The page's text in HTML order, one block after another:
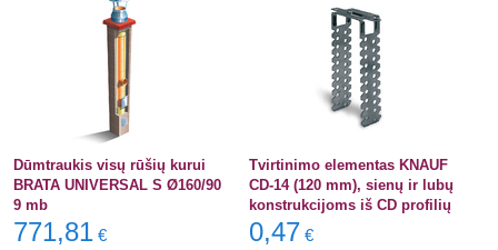
Dūmtraukis visų rūšių kurui
BRATA UNIVERSAL S Ø160/90
9 mb
771,81 €
Tvirtinimo elementas KNAUF
CD-14 (120 mm), sienų ir lubų
konstrukcijoms iš CD profilių
0,47 €